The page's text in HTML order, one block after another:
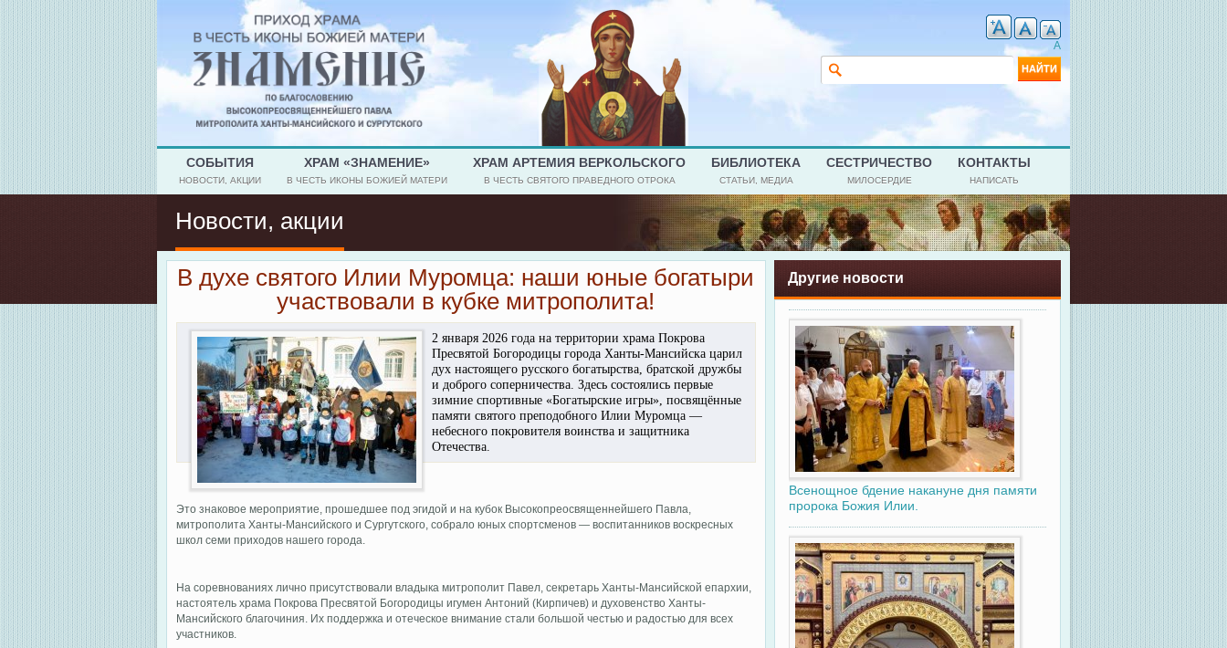
A
Форма поиска Найти
СОБЫТИЯ
НОВОСТИ, АКЦИИ
ХРАМ «ЗНАМЕНИЕ»
В ЧЕСТЬ ИКОНЫ БОЖИЕЙ МАТЕРИ
ХРАМ АРТЕМИЯ ВЕРКОЛЬСКОГО
В ЧЕСТЬ СВЯТОГО ПРАВЕДНОГО ОТРОКА
БИБЛИОТЕКА
СТАТЬИ, МЕДИА
СЕСТРИЧЕСТВО
МИЛОСЕРДИЕ
КОНТАКТЫ
НАПИСАТЬ
Новости, акции
В духе святого Илии Муромца: наши юные богатыри
участвовали в кубке митрополита!
2 января 2026 года на территории храма Покрова
Пресвятой Богородицы города Ханты-Мансийска царил
дух настоящего русского богатырства, братской дружбы
и доброго соперничества. Здесь состоялись первые
зимние спортивные «Богатырские игры», посвящённые
памяти святого преподобного Илии Муромца —
небесного покровителя воинства и защитника
Отечества.
Это знаковое мероприятие, прошедшее под эгидой и на кубок Высокопреосвященнейшего Павла,
митрополита Ханты-Мансийского и Сургутского, собрало юных спортсменов — воспитанников воскресных
школ семи приходов нашего города.
На соревнованиях лично присутствовали владыка митрополит Павел, секретарь Ханты-Мансийской епархии,
настоятель храма Покрова Пресвятой Богородицы игумен Антоний (Кирпичев) и духовенство Ханты-
Мансийского благочиния. Их поддержка и отеческое внимание стали большой честью и радостью для всех
участников.
Другие новости
Всенощное бдение накануне дня памяти
пророка Божия Илии.